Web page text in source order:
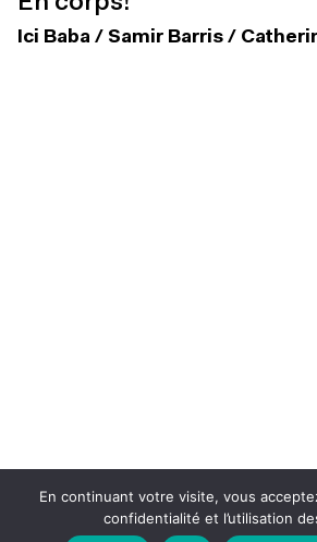
Ici Baba / Samir Barris /
En continuant votre visite, vous
confidentialité et l’utilisation